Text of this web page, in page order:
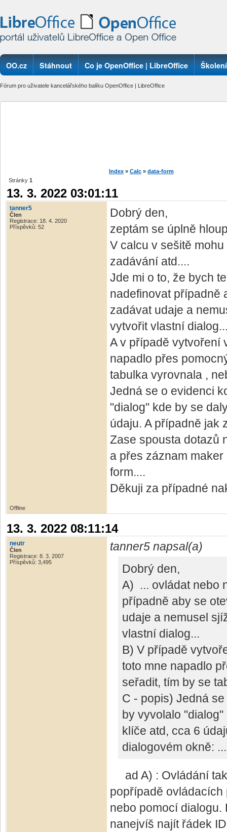
OO.cz Stáhnout Co je OpenOffice | LibreOffice Školení
Fórum pro uživatele kancelářského balíku OpenOffice | LibreOffice
Index » Calc » data-form
Stránky 1
13. 3. 2022 03:01:11
tanner5
Člen
Registrace: 18. 4. 2020
Příspěvků: 52
Dobrý den,
zeptám se úplně
V calcu v sešitě
zadávání atd....
Jde mi o to, že bych
nadefinovat případně
zadávat udaje a
vytvořit vlastní
A v případě vytvoření
napadlo přes
tabulka vyrovnala ,
Jedná se o evidenci
"dialog" kde by se
údaju. A případně jak
Zase spousta dotazů
a přes záznam
form....
Děkuji za případné
Offline
13. 3. 2022 08:11:14
neutr
Člen
Registrace: 8. 3. 2007
Příspěvků: 3,495
tanner5 napsal(a)
Dobrý den,
A) ... ovládat nebo
případně aby se
udaje a nemusel
vlastní dialog...
B) V případě
toto mne napadlo
seřadit, tím by se
C - popis) Jedná
by vyvolalo
klíče atd, cca 6
dialogovém okně: ...
ad A) : Ovládání
popřípadě
nebo pomocí dialogu.
nanejvíš najít řádek